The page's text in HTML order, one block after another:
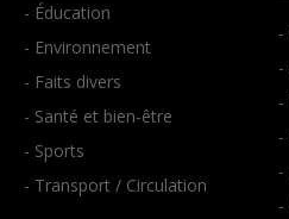
- Éducation
- Environnement
- Faits divers
- Santé et bien-être
- Sports
- Transport / Circulation
-
-
-
-
-
-